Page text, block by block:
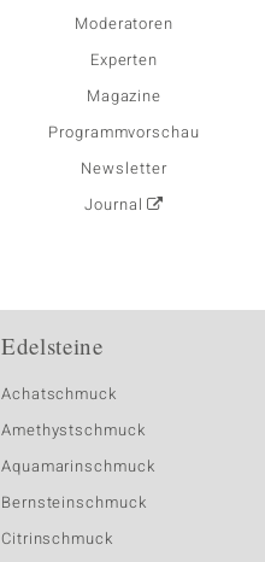
Moderatoren
Experten
Magazine
Programmvorschau
Newsletter
Journal
Edelsteine
Achatschmuck
Amethystschmuck
Aquamarinschmuck
Bernsteinschmuck
Citrinschmuck